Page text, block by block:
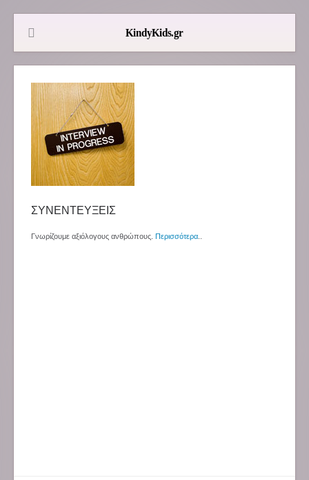
ΣΥΝΕΝΤΕΥΞΕΙΣ
Γνωρίζουμε αξιόλογους ανθρώπους. Περισσότερα